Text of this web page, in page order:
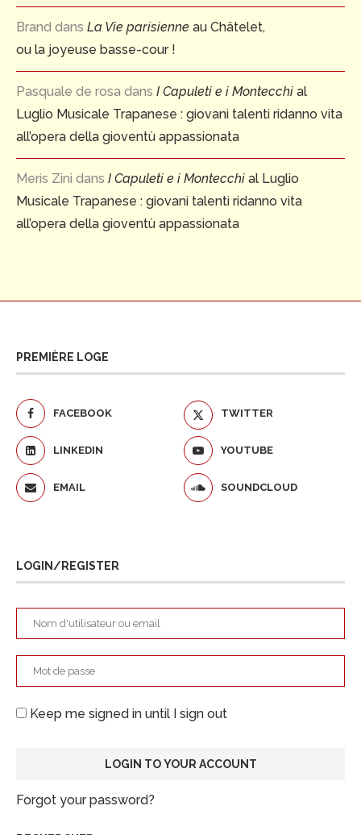
Brand dans La Vie parisienne au Châtelet,
ou la joyeuse basse-cour !
Pasquale de rosa dans I Capuleti e i Montecchi al
Luglio Musicale Trapanese : giovani talenti ridanno vita
all’opera della gioventù appassionata
Meris Zini dans I Capuleti e i Montecchi al Luglio
Musicale Trapanese : giovani talenti ridanno vita
all’opera della gioventù appassionata
PREMIÈRE LOGE
FACEBOOK TWITTER
LINKEDIN YOUTUBE
EMAIL SOUNDCLOUD
LOGIN/REGISTER
Keep me signed in until I sign out
Forgot your password?